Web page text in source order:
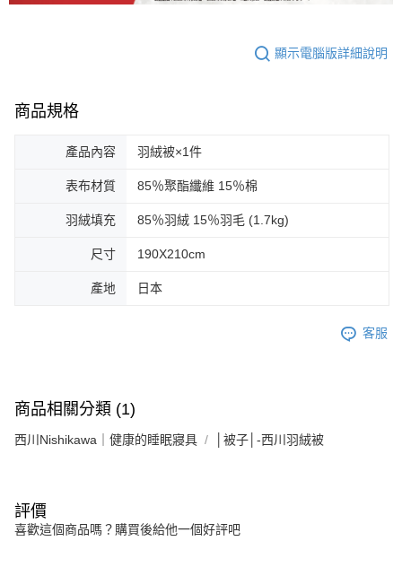
顯示電腦版詳細說明
商品規格
產品內容 羽絨被×1件
表布材質 85％聚酯纖維 15％棉
羽絨填充 85％羽絨 15％羽毛 (1.7kg)
尺寸 190X210cm
產地 日本
客服
商品相關分類 (1)
西川Nishikawa｜健康的睡眠寢具 │被子│-西川羽絨被
評價
喜歡這個商品嗎？購買後給他一個好評吧